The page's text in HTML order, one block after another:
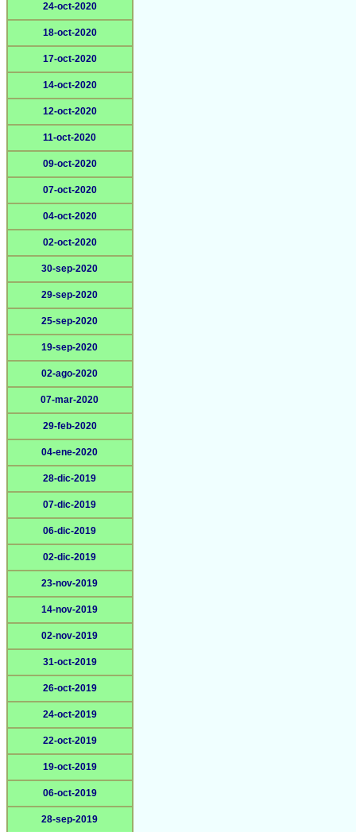
24-oct-2020
18-oct-2020
17-oct-2020
14-oct-2020
12-oct-2020
11-oct-2020
09-oct-2020
07-oct-2020
04-oct-2020
02-oct-2020
30-sep-2020
29-sep-2020
25-sep-2020
19-sep-2020
02-ago-2020
07-mar-2020
29-feb-2020
04-ene-2020
28-dic-2019
07-dic-2019
06-dic-2019
02-dic-2019
23-nov-2019
14-nov-2019
02-nov-2019
31-oct-2019
26-oct-2019
24-oct-2019
22-oct-2019
19-oct-2019
06-oct-2019
28-sep-2019